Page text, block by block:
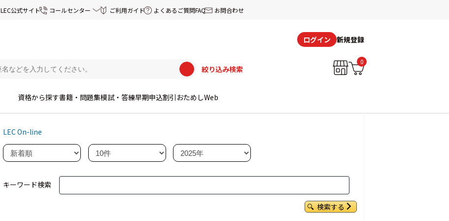
LEC公式サイト コールセンター ご利用ガイド よくあるご質問FAQ お問合わせ
ログイン 新規登録
絞り込み検索
0
資格から探す書籍・問題集模試・答練早期申込割引 おためしWeb
LEC On-line
キーワード検索
検索する